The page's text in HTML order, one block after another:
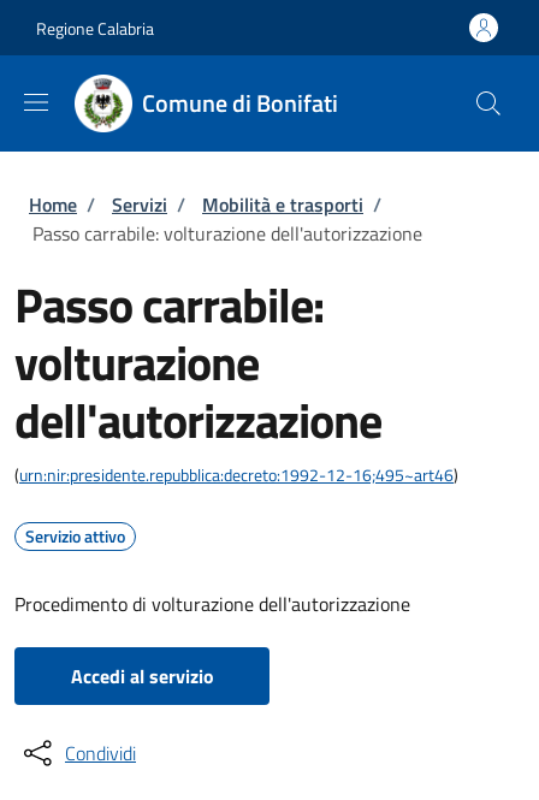
Regione Calabria
Comune di Bonifati
Briciole di pane
Home / Servizi / Mobilità e trasporti /
Passo carrabile: volturazione dell'autorizzazione
Passo carrabile:
volturazione
dell'autorizzazione
(urn:nir:presidente.repubblica:decreto:1992-12-16;495~art46)
Servizio attivo
Procedimento di volturazione dell'autorizzazione
Accedi al servizio
Condividi